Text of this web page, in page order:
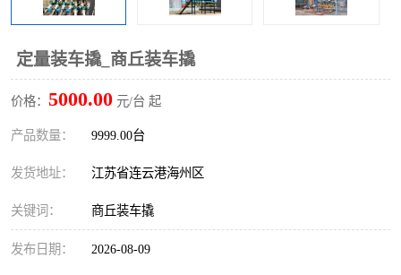
定量装车撬_商丘装车撬
价格： 5000.00 元/台 起
产品数量： 9999.00台
发货地址： 江苏省连云港海州区
关键词： 商丘装车撬
发布日期： 2026-08-09